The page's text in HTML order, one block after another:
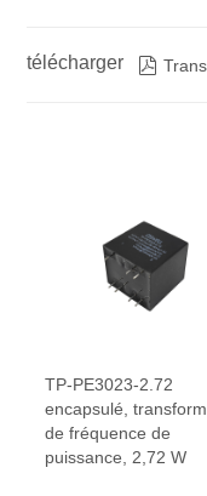
télécharger 
TP-PE3023-2.72
encapsulé,
de fréquence de
puissance, 2,72 W